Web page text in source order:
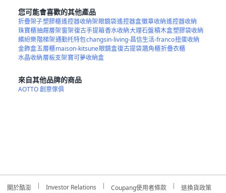
您可能會喜歡的其他產品
折疊架子塑膠櫃遙控器收納架眼鏡袋遙控器盒徽章收納遙控器收納
珠寶櫃抽屜層架窗架復古手提箱香水收納大理石盤積木盒塑膠袋收納
繽紛樂階梯架通勤托特包changsin-living-昌信生活-franco扭蛋收納
金飾盒五層櫃maison-kitsune眼鏡盒復古提袋牆角櫃折疊衣櫃
水晶收納層板支架寶可夢收納盒
來自其他品牌的商品
AOTTO 創意傢俱
關於酷澎 Investor Relations Coupang使用者條款 退換貨政策